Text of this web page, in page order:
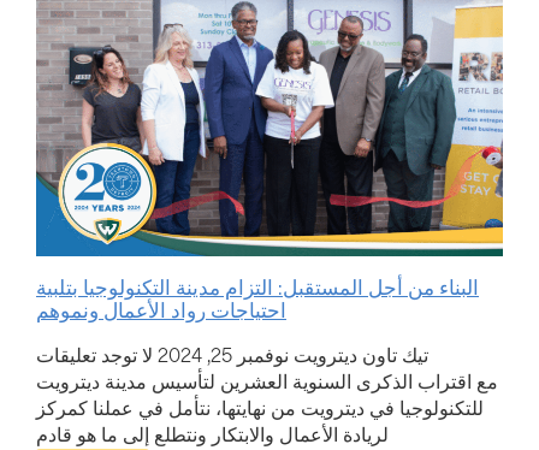
البناء من أجل المستقبل: التزام مدينة التكنولوجيا بتلبية
احتياجات رواد الأعمال ونموهم
تيك تاون ديترويتنوفمبر 25, 2024
لا توجد تعليقات
مع اقتراب الذكرى السنوية العشرين لتأسيس مدينة ديترويت
للتكنولوجيا في ديترويت من نهايتها، نتأمل في عملنا كمركز
لريادة الأعمال والابتكار ونتطلع إلى ما هو قادم